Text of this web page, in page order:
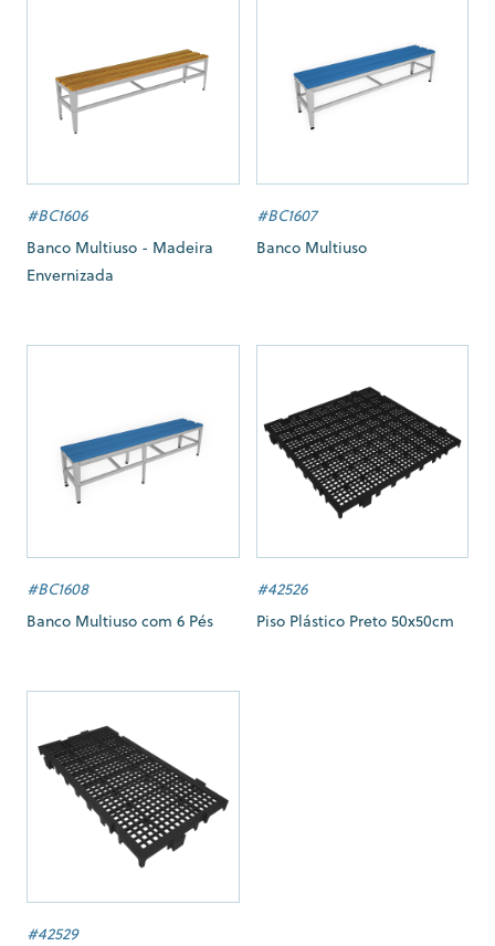
#BC1606
Banco Multiuso - Madeira
Envernizada
#BC1607
Banco Multiuso
#BC1608
Banco Multiuso com 6 Pés
#42526
Piso Plástico Preto 50x50cm
#42529